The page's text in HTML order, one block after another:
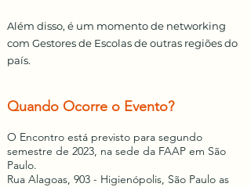
​Além disso, é um momento de networking
com Gestores de Escolas de outras regiões do
país.
Quando Ocorre o Evento?
O Encontro está previsto para segundo
semestre de 2023, na sede da FAAP em São
Paulo.
Rua Alagoas, 903 - Higienópolis, São Paulo as